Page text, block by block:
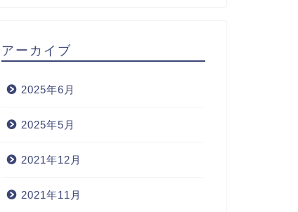
アーカイブ
2025年6月
2025年5月
2021年12月
2021年11月